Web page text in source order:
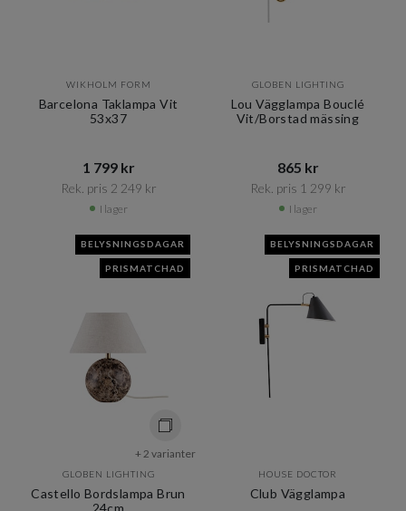
WIKHOLM FORM
Barcelona Taklampa Vit
53x37
1 799 kr​​
Rek. pris 2 249 kr​​
I lager
GLOBEN LIGHTING
Lou Vägglampa Bouclé
Vit/Borstad mässing
865 kr​​
Rek. pris 1 299 kr​​
I lager
BELYSNINGSDAGAR
PRISMATCHAD
+ 2 varianter
GLOBEN LIGHTING
Castello Bordslampa Brun
24cm
BELYSNINGSDAGAR
PRISMATCHAD
HOUSE DOCTOR
Club Vägglampa